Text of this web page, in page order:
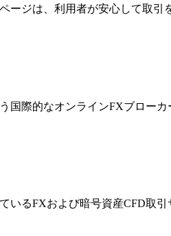
ージは、利用者が安心して取
国際的なオンラインFXブロー
いるFXおよび暗号資産CFD取